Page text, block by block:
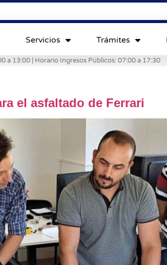
Servicios Trámites
a 13:00 | Horario Ingresos Públicos: 07:00 a 17:30
el asfaltado de Ferrari